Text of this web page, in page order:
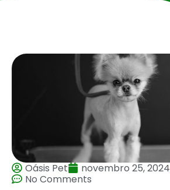
Oásis Pet novembro 25, 2024
No Comments